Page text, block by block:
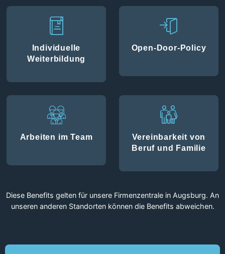
Individuelle
Weiterbildung
Open-Door-Policy
Arbeiten im Team
Vereinbarkeit von
Beruf und Familie
Diese Benefits gelten für unsere Firmenzentrale in Augsburg. An
unseren anderen Standorten können die Benefits abweichen.